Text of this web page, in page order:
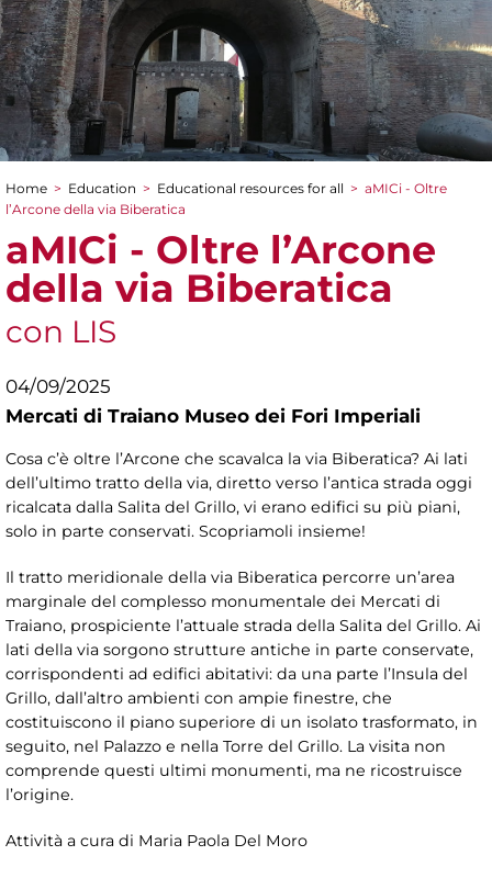
You are here
Home > Education > Educational resources for all > aMICi - Oltre
l’Arcone della via Biberatica
aMICi - Oltre l’Arcone
della via Biberatica
con LIS
04/09/2025
Mercati di Traiano Museo dei Fori Imperiali
Cosa c’è oltre l’Arcone che scavalca la via Biberatica? Ai lati
dell’ultimo tratto della via, diretto verso l’antica strada oggi
ricalcata dalla Salita del Grillo, vi erano edifici su più piani,
solo in parte conservati. Scopriamoli insieme!
Il tratto meridionale della via Biberatica percorre un’area
marginale del complesso monumentale dei Mercati di
Traiano, prospiciente l’attuale strada della Salita del Grillo. Ai
lati della via sorgono strutture antiche in parte conservate,
corrispondenti ad edifici abitativi: da una parte l’Insula del
Grillo, dall’altro ambienti con ampie finestre, che
costituiscono il piano superiore di un isolato trasformato, in
seguito, nel Palazzo e nella Torre del Grillo. La visita non
comprende questi ultimi monumenti, ma ne ricostruisce
l’origine.
Attività a cura di Maria Paola Del Moro